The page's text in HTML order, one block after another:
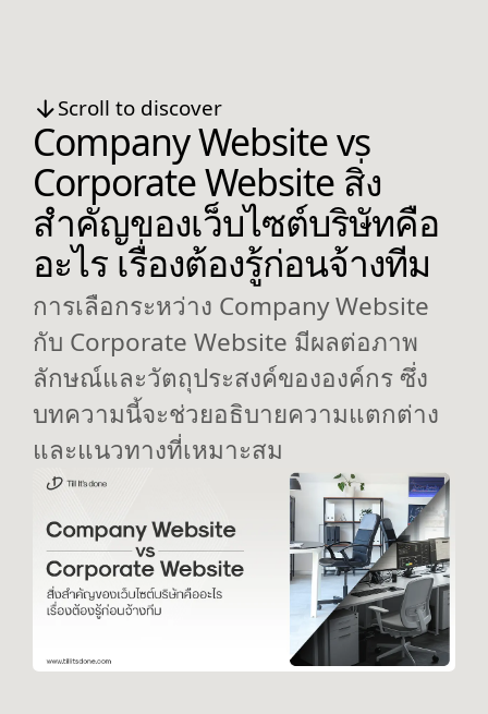
Scroll to discover
Company Website vs
Corporate Website สิ่ง
สำคัญของเว็บไซต์บริษัทคือ
อะไร เรื่องต้องรู้ก่อนจ้างทีม
การเลือกระหว่าง Company Website
กับ Corporate Website มีผลต่อภาพ
ลักษณ์และวัตถุประสงค์ขององค์กร ซึ่ง
บทความนี้จะช่วยอธิบายความแตกต่าง
และแนวทางที่เหมาะสม